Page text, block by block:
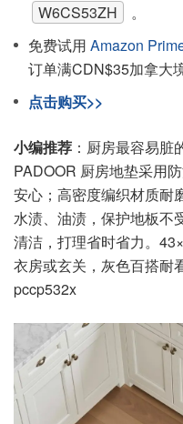
W6CS53ZH
。
免费试用 Amazon
订单满CDN$35加拿大
点击购买>>
小编推荐 ：厨房最容易
PADOOR 厨房地垫采用
安心；高密度编织材质耐
水渍、油渍，保护地板不
清洁，打理省时省力。
衣房或玄关，灰色百搭耐
pccp532x